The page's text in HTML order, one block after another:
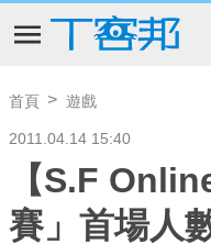
首頁 遊戲
2011.04.14 15:40
【S.F
賽」首場人